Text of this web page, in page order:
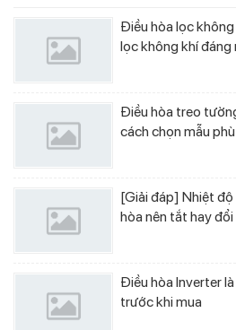
Điều hòa lọc
lọc không khí đáng
Điều hòa treo
cách chọn mẫu
[Giải đáp] Nhiệt
hòa nên tắt hay đổi
Điều hòa Inverter
trước khi mua